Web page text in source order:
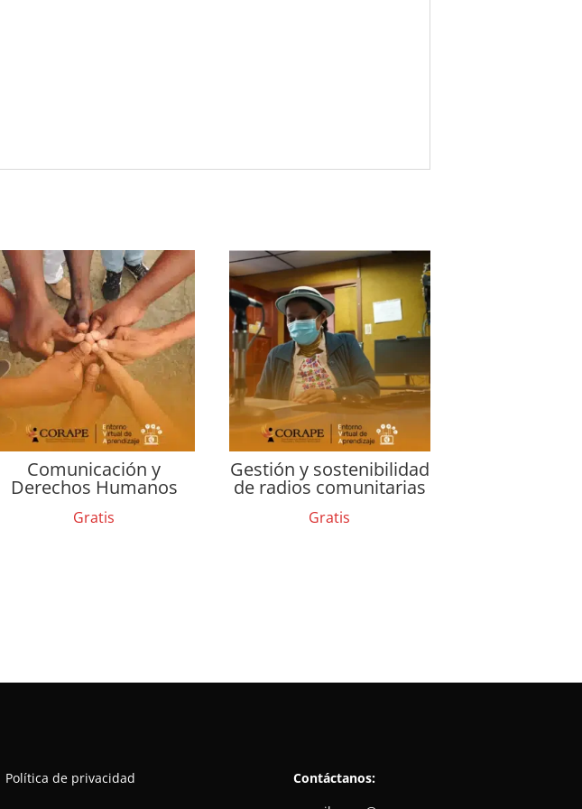
Comunicación y
Derechos Humanos
Gratis
Gestión y sostenibilidad
de radios comunitarias
Gratis
Política de privacidad
Contáctanos: